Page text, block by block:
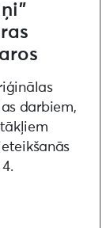
darbiem,